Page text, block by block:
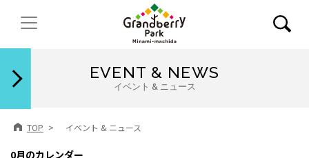
EVENT & NEWS
イベント & ニュース
TOP イベント & ニュース
0月のカレンダー
閉じる